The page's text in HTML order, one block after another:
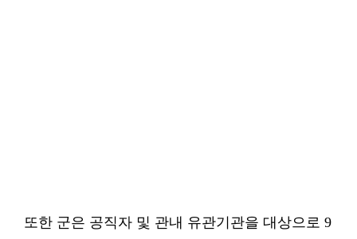
또한 군은 공직자 및 관내 유관기관을 대상으로 9